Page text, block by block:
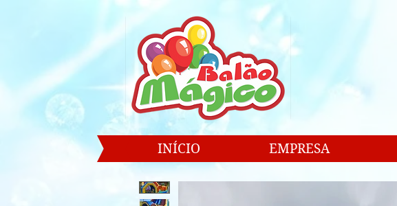
INÍCIO EMPRESA